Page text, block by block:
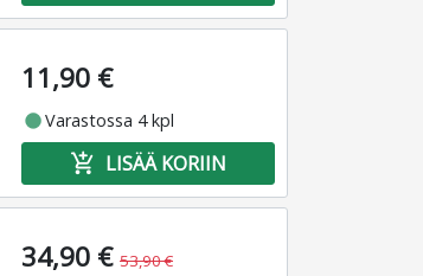
11,90 €
fiber_manual_recordVarastossa 4 kpl
add_shopping_cart LISÄÄ KORIIN
34,90 € 53,90 €